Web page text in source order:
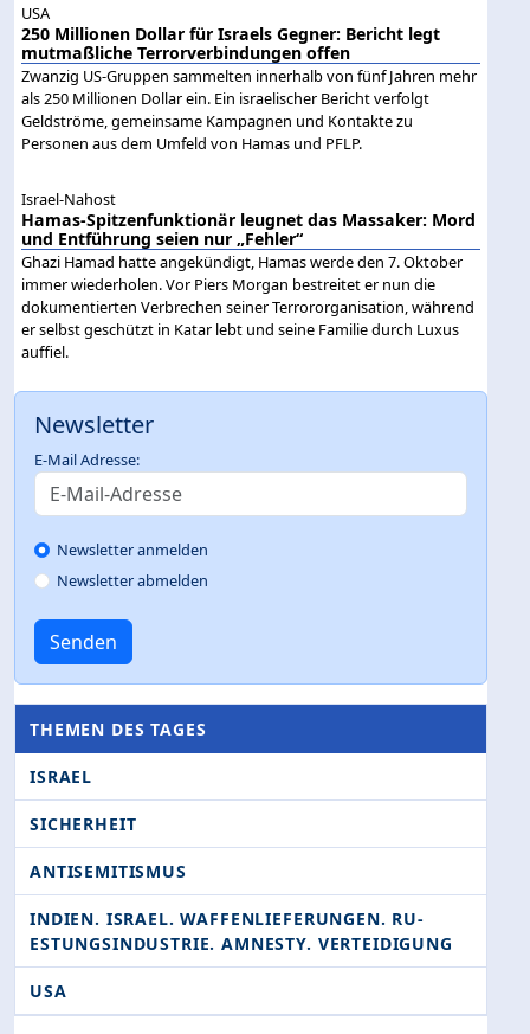
USA
250 Millionen Dollar für Israels Gegner: Bericht legt
mutmaßliche Terrorverbindungen offen
Zwanzig US-Gruppen sammelten innerhalb von fünf Jahren mehr
als 250 Millionen Dollar ein. Ein israelischer Bericht verfolgt
Geldströme, gemeinsame Kampagnen und Kontakte zu
Personen aus dem Umfeld von Hamas und PFLP.
Israel-Nahost
Hamas-Spitzenfunktionär leugnet das Massaker: Mord
und Entführung seien nur „Fehler“
Ghazi Hamad hatte angekündigt, Hamas werde den 7. Oktober
immer wiederholen. Vor Piers Morgan bestreitet er nun die
dokumentierten Verbrechen seiner Terrororganisation, während
er selbst geschützt in Katar lebt und seine Familie durch Luxus
auffiel.
Newsletter
E-Mail Adresse:
Newsletter anmelden
Newsletter abmelden
Senden
THEMEN DES TAGES
ISRAEL
SICHERHEIT
ANTISEMITISMUS
INDIEN. ISRAEL. WAFFENLIEFERUNGEN. RU­
ESTUNGSINDUSTRIE. AMNESTY. VERTEIDIGUNG
USA